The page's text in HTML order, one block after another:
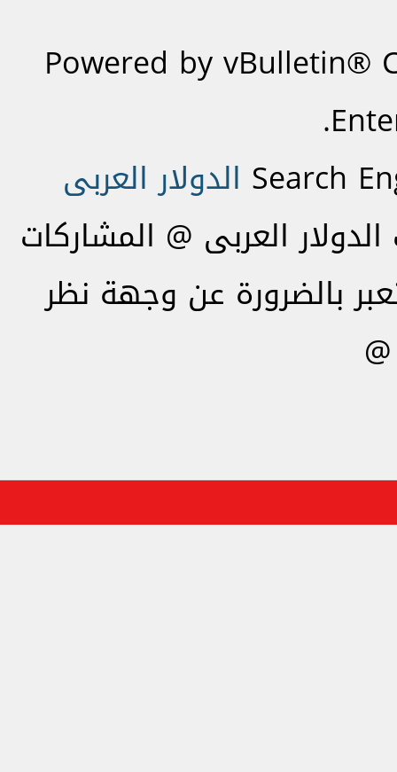
Powered by vBulletin®
Search الدولار العربى
العربى @ المشاركات
بالضرورة عن وجهة نظر